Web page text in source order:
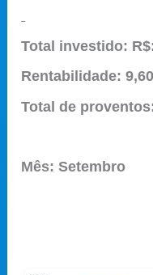
Total investido:
Rentabilidade:
Total de
Mês: Setembro